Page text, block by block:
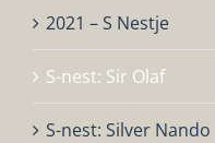
2021 – S Nestje
S-nest: Sir Olaf
S-nest: Silver Nando